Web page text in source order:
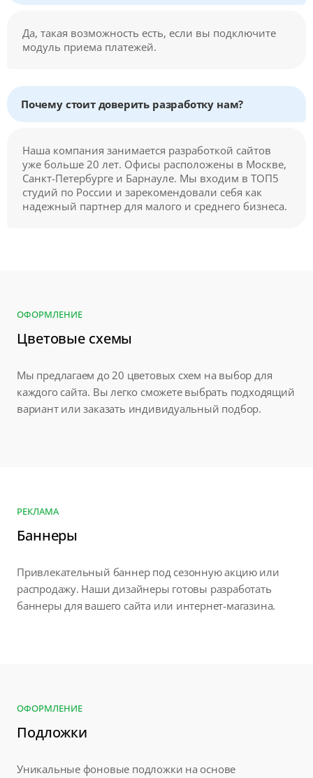
Да, такая возможность есть, если вы подключите
модуль приема платежей.
Почему стоит доверить разработку нам?
Наша компания занимается разработкой сайтов
уже больше 20 лет. Офисы расположены в Москве,
Санкт-Петербурге и Барнауле. Мы входим в ТОП5
студий по России и зарекомендовали себя как
надежный партнер для малого и среднего бизнеса.
ОФОРМЛЕНИЕ
Цветовые схемы
Мы предлагаем до 20 цветовых схем на выбор для
каждого сайта. Вы легко сможете выбрать подходящий
вариант или заказать индивидуальный подбор.
РЕКЛАМА
Баннеры
Привлекательный баннер под сезонную акцию или
распродажу. Наши дизайнеры готовы разработать
баннеры для вашего сайта или интернет-магазина.
ОФОРМЛЕНИЕ
Подложки
Уникальные фоновые подложки на основе